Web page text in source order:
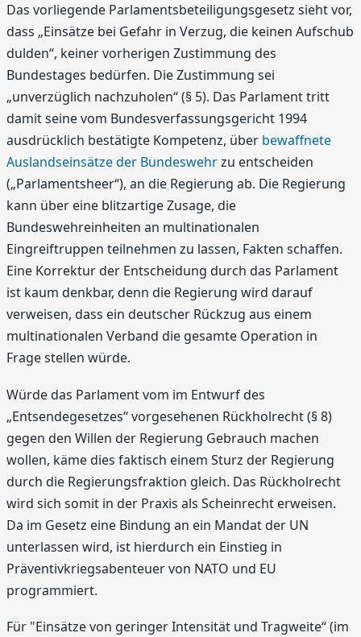
Das vorliegende Parlamentsbeteiligungsgesetz sieht vor,
dass „Einsätze bei Gefahr in Verzug, die keinen Aufschub
dulden“, keiner vorherigen Zustimmung des
Bundestages bedürfen. Die Zustimmung sei
„unverzüglich nachzuholen“ (§ 5). Das Parlament tritt
damit seine vom Bundesverfassungsgericht 1994
ausdrücklich bestätigte Kompetenz, über bewaffnete
Auslandseinsätze der Bundeswehrzu entscheiden
(„Parlamentsheer“), an die Regierung ab. Die Regierung
kann über eine blitzartige Zusage, die
Bundeswehreinheiten an multinationalen
Eingreiftruppen teilnehmen zu lassen, Fakten schaffen.
Eine Korrektur der Entscheidung durch das Parlament
ist kaum denkbar, denn die Regierung wird darauf
verweisen, dass ein deutscher Rückzug aus einem
multinationalen Verband die gesamte Operation in
Frage stellen würde.
Würde das Parlament vom im Entwurf des
„Entsendegesetzes“ vorgesehenen Rückholrecht (§ 8)
gegen den Willen der Regierung Gebrauch machen
wollen, käme dies faktisch einem Sturz der Regierung
durch die Regierungsfraktion gleich. Das Rückholrecht
wird sich somit in der Praxis als Scheinrecht erweisen.
Da im Gesetz eine Bindung an ein Mandat der UN
unterlassen wird, ist hierdurch ein Einstieg in
Präventivkriegsabenteuer von NATO und EU
programmiert.
Für "Einsätze von geringer Intensität und Tragweite“ (im